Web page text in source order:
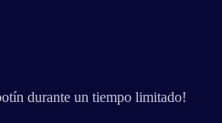
durante un tiempo limitado!